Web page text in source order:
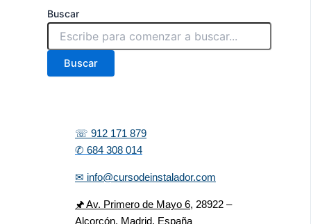
Buscar
Buscar
☏ 912 171 879
✆ 684 308 014
✉ info@cursodeinstalador.com
🖈 Av. Primero de Mayo 6, 28922 –
Alcorcón, Madrid, España